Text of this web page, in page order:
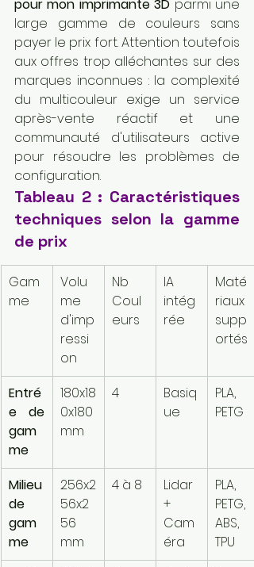
pour mon imprimante 3D parmi une
large gamme de couleurs sans
payer le prix fort. Attention toutefois
aux offres trop alléchantes sur des
marques inconnues : la complexité
du multicouleur exige un service
après-vente réactif et une
communauté d'utilisateurs active
pour résoudre les problèmes de
configuration.
Tableau 2 : Caractéristiques
techniques selon la gamme
de prix
Gam
me
Volu
me
d'imp
ressi
on
Nb
Coul
eurs
IA
intég
rée
Maté
riaux
supp
ortés
Entré
e de
gam
me
180x18
0x180
mm
4
Basiq
ue
PLA,
PETG
Milieu
de
gam
me
256x2
56x2
56
mm
4 à 8
Lidar
+
Cam
éra
PLA,
PETG,
ABS,
TPU